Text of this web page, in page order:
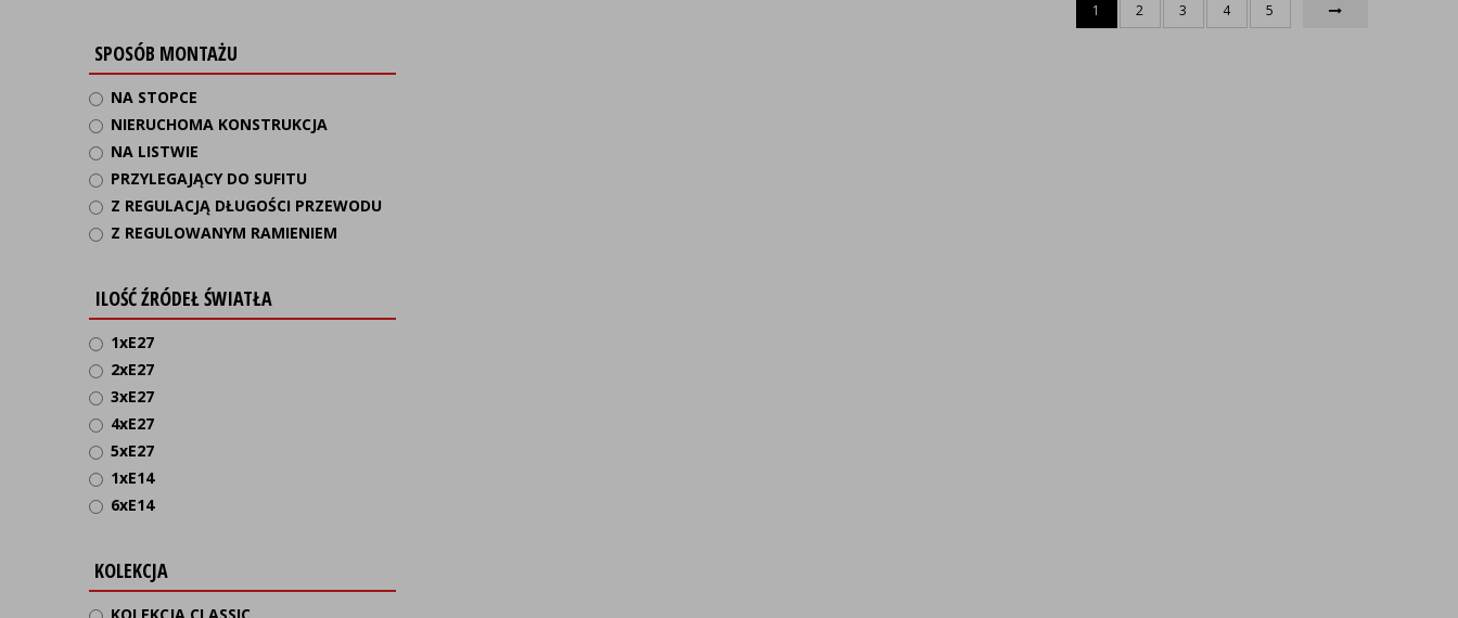
SPOSÓB MONTAŻU
NA STOPCE
NIERUCHOMA KONSTRUKCJA
NA LISTWIE
PRZYLEGAJĄCY DO SUFITU
Z REGULACJĄ DŁUGOŚCI PRZEWODU
Z REGULOWANYM RAMIENIEM
ILOŚĆ ŹRÓDEŁ ŚWIATŁA
1xE27
2xE27
3xE27
4xE27
5xE27
1xE14
6xE14
KOLEKCJA
1 2 3 4 5